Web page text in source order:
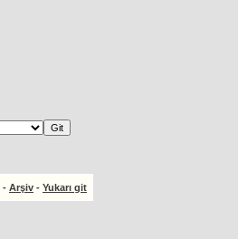
- Arşiv - Yukarı git